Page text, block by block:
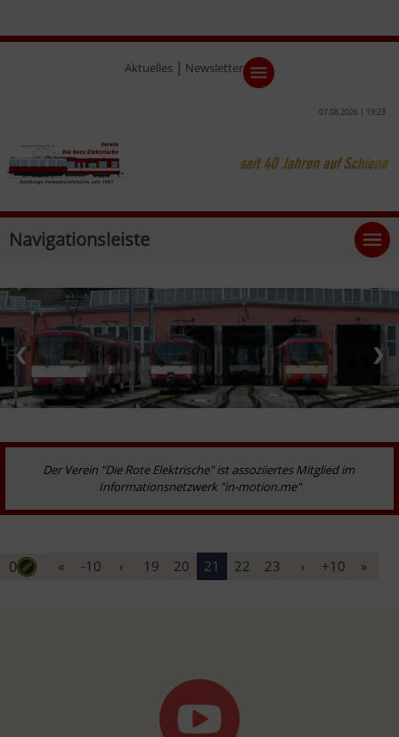
Aktuelles | Newsletter
07.08.2026 | 19:23
Navigationsleiste
❮ ❯
Der Verein "Die Rote Elektrische" ist assoziiertes Mitglied im
Informationsnetzwerk "in-motion.me"
0 « -10 ‹ 19 20 21 22 23 › +10 »